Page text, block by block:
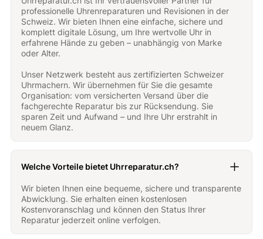
professionelle Uhrenreparaturen und Revisionen in der
Schweiz. Wir bieten Ihnen eine einfache, sichere und
komplett digitale Lösung, um Ihre wertvolle Uhr in
erfahrene Hände zu geben – unabhängig von Marke
oder Alter.
Unser Netzwerk besteht aus zertifizierten Schweizer
Uhrmachern. Wir übernehmen für Sie die gesamte
Organisation: vom versicherten Versand über die
fachgerechte Reparatur bis zur Rücksendung. Sie
sparen Zeit und Aufwand – und Ihre Uhr erstrahlt in
neuem Glanz.
Welche Vorteile bietet Uhrreparatur.ch?
Wir bieten Ihnen eine bequeme, sichere und transparente
Abwicklung. Sie erhalten einen kostenlosen
Kostenvoranschlag und können den Status Ihrer
Reparatur jederzeit online verfolgen.